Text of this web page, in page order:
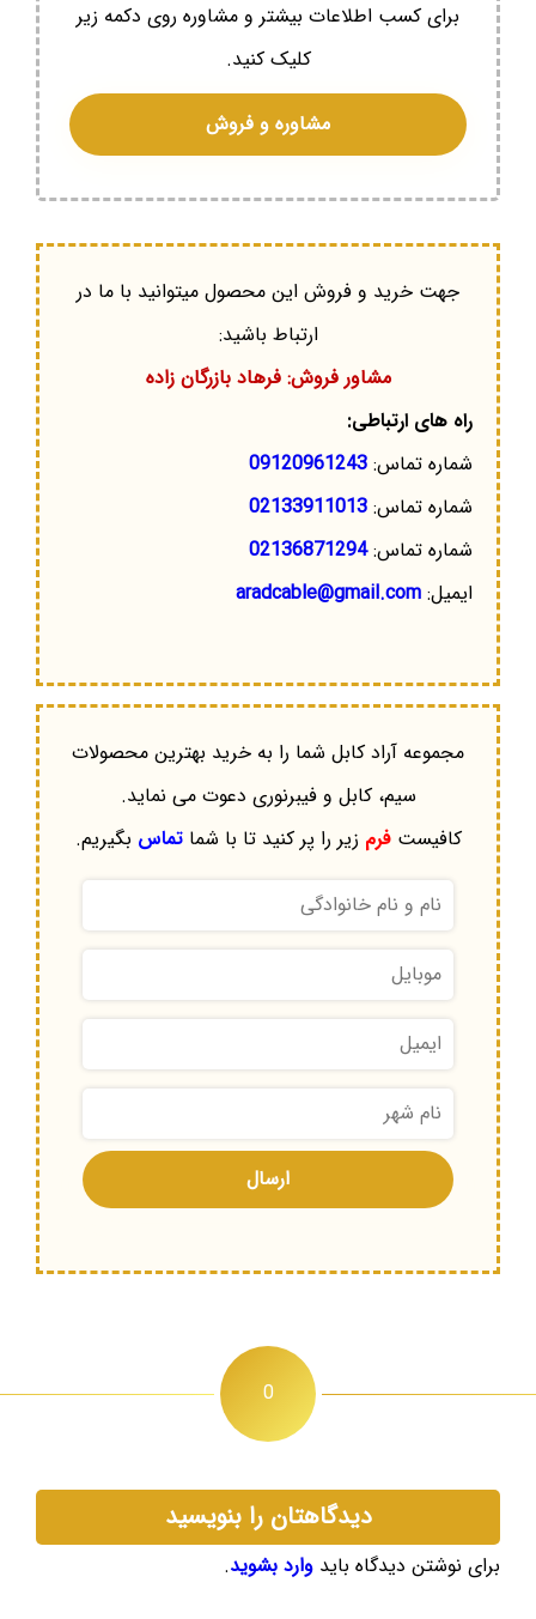
برای کسب اطلاعات بیشتر و مشاوره روی دکمه زیر
کلیک کنید.
مشاوره و فروش
جهت خرید و فروش این محصول میتوانید با ما در
ارتباط باشید:
مشاور فروش: فرهاد بازرگان زاده
راه های ارتباطی:
شماره تماس: 09120961243
شماره تماس: 02133911013
شماره تماس:02136871294
ایمیل: aradcable@gmail.com
مجموعه آراد کابل شما را به خرید بهترین محصولات
سیم، کابل و فیبرنوری دعوت می نماید.
کافیستفرم زیر را پر کنید تا با شماتماس بگیریم.
0
دیدگاهتان را بنویسید
برای نوشتن دیدگاه باید وارد بشوید.